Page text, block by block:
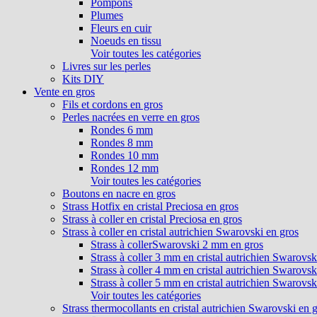
Pompons
Plumes
Fleurs en cuir
Noeuds en tissu
Voir toutes les catégories
Livres sur les perles
Kits DIY
Vente en gros
Fils et cordons en gros
Perles nacrées en verre en gros
Rondes 6 mm
Rondes 8 mm
Rondes 10 mm
Rondes 12 mm
Voir toutes les catégories
Boutons en nacre en gros
Strass Hotfix en cristal Preciosa en gros
Strass à coller en cristal Preciosa en gros
Strass à coller en cristal autrichien Swarovski en gros
Strass à collerSwarovski 2 mm en gros
Strass à coller 3 mm en cristal autrichien
Strass à coller 4 mm en cristal autrichien
Strass à coller 5 mm en cristal autrichien
Voir toutes les catégories
Strass thermocollants en cristal autrichien Swarovski en